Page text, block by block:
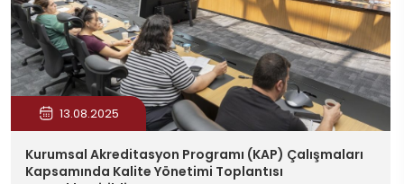
13.08.2025
Kurumsal Akreditasyon Programı (KAP) Çalışmaları
Kapsamında Kalite Yönetimi Toplantısı